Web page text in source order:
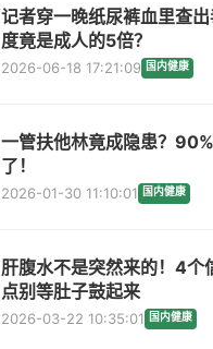
记者穿一晚纸尿裤血里查
度竟是成人的5倍？
2026-06-18 17:21:09 国内健康
一管扶他林竟成隐患？
了！
2026-01-30 11:10:01 国内健康
肝腹水不是突然来的！4个
点别等肚子鼓起来
2026-03-22 10:35:01 国内健康